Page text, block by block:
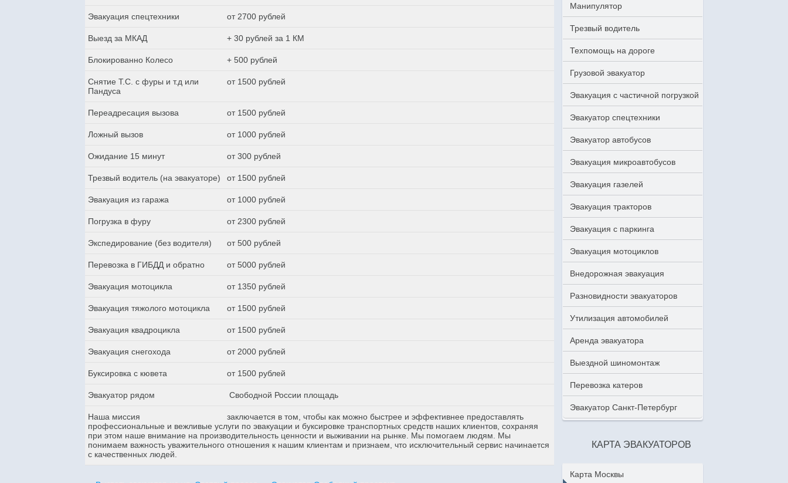
Эвакуация спецтехники от 2700 рублей
Выезд за МКАД + 30 рублей за 1 КМ
Блокированно Колесо + 500 рублей
Снятие Т.С. с фуры и т.д или
Пандуса
от 1500 рублей
Переадресация вызова от 1500 рублей
Ложный вызов от 1000 рублей
Ожидание 15 минут от 300 рублей
Трезвый водитель (на эвакуаторе) от 1500 рублей
Эвакуация из гаража от 1000 рублей
Погрузка в фуру от 2300 рублей
Экспедирование (без водителя) от 500 рублей
Перевозка в ГИБДД и обратно от 5000 рублей
Эвакуация мотоцикла от 1350 рублей
Эвакуация тяжолого мотоцикла от 1500 рублей
Эвакуация квадроцикла от 1500 рублей
Эвакуация снегохода от 2000 рублей
Буксировка с кювета от 1500 рублей
Эвакуатор рядом Свободной России площадь
Наша миссия
заключается в том, чтобы как можно быстрее и эффективнее предоставлять
профессиональные и вежливые услуги по эвакуации и буксировке транспортных средств наших клиентов, сохраняя
при этом наше внимание на производительность ценности и выживании на рынке. Мы помогаем людям. Мы
понимаем важность уважительного отношения к нашим клиентам и признаем, что исключительный сервис начинается
с качественных людей.
Манипулятор
Трезвый водитель
Техпомощь на дороге
Грузовой эвакуатор
Эвакуация с частичной погрузкой
Эвакуатор спецтехники
Эвакуатор автобусов
Эвакуация микроавтобусов
Эвакуация газелей
Эвакуация тракторов
Эвакуация с паркинга
Эвакуация мотоциклов
Внедорожная эвакуация
Разновидности эвакуаторов
Утилизация автомобилей
Аренда эвакуатора
Выездной шиномонтаж
Перевозка катеров
Эвакуатор Санкт-Петербург
КАРТА ЭВАКУАТОРОВ
Карта Москвы